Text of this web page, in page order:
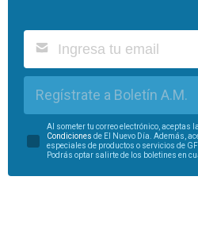
Regístrate a Boletín A.M.
Al someter tu correo electrónico, aceptas la
Condiciones de El Nuevo Día. Además,
especiales de productos o servicios de
Podrás optar salirte de los boletines en